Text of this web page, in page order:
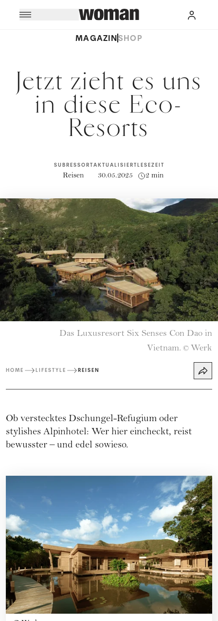
MAGAZINSHOP
Jetzt zieht es uns
in diese Eco-
Resorts
SUBRESSORT
Reisen
AKTUALISIERT
30.05.2025
LESEZEIT
2 min
Das Luxusresort Six Senses Con Dao in
Vietnam. © Werk
HOME LIFESTYLE REISEN
Ob verstecktes Dschungel-Refugium oder
stylishes Alpinhotel: Wer hier eincheckt, reist
bewusster – und edel sowieso.